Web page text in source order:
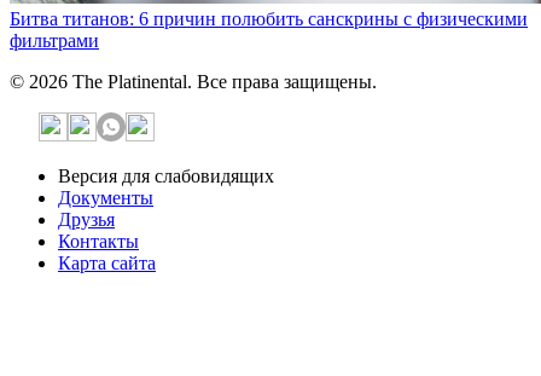
Битва титанов: 6 причин полюбить санскрины с физическими
фильтрами
© 2026 The Platinental. Все права защищены.
Версия для слабовидящих
Документы
Друзья
Контакты
Карта сайта